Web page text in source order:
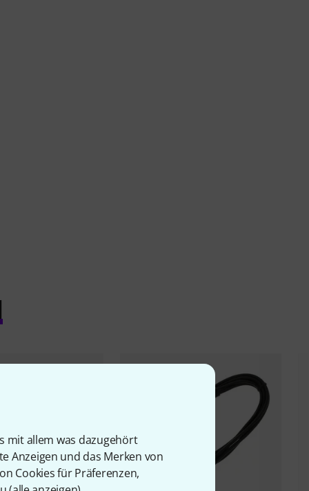
mit allem was dazugehört
Anzeigen und das Merken von
Cookies für Präferenzen,